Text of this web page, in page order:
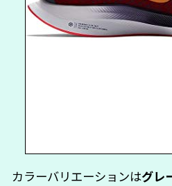
カラーバリエーションはグレ